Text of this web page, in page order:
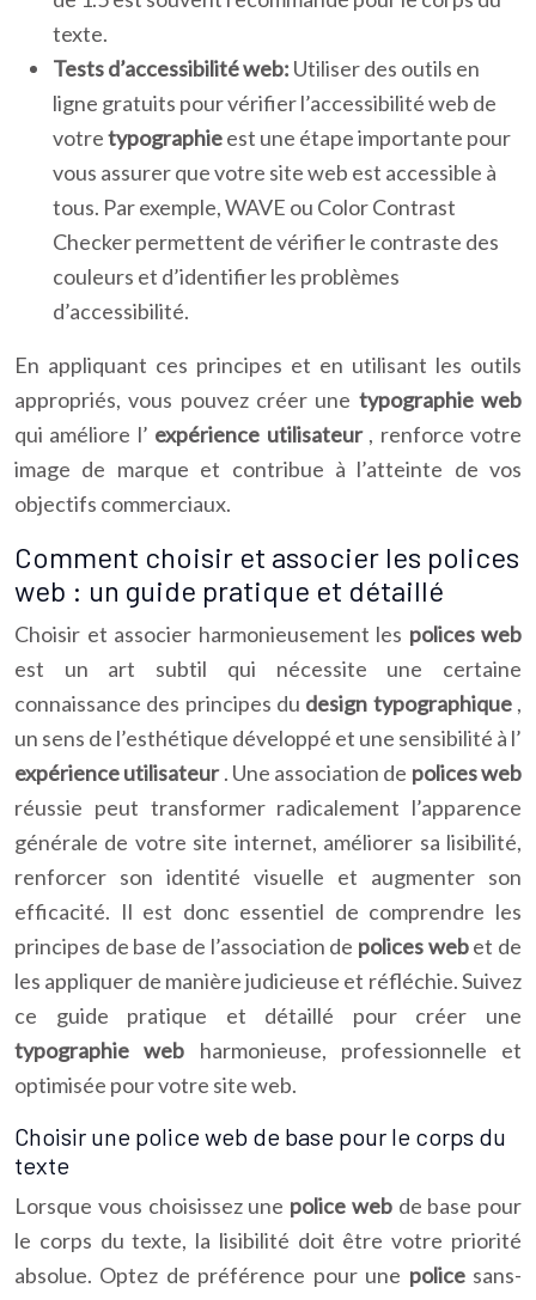
texte.
Tests d’accessibilité web: Utiliser des outils en
ligne gratuits pour vérifier l’accessibilité web de
votretypographieest une étape importante pour
vous assurer que votre site web est accessible à
tous. Par exemple, WAVE ou Color Contrast
Checker permettent de vérifier le contraste des
couleurs et d’identifier les problèmes
d’accessibilité.
En appliquant ces principes et en utilisant les outils
appropriés, vous pouvez créer une typographie web
qui améliore l’ expérience utilisateur , renforce votre
image de marque et contribue à l’atteinte de vos
objectifs commerciaux.
Comment choisir et associer les polices
web : un guide pratique et détaillé
Choisir et associer harmonieusement les polices web
est un art subtil qui nécessite une certaine
connaissance des principes du design typographique ,
un sens de l’esthétique développé et une sensibilité à l’
expérience utilisateur. Une association de polices web
réussie peut transformer radicalement l’apparence
générale de votre site internet, améliorer sa lisibilité,
renforcer son identité visuelle et augmenter son
efficacité. Il est donc essentiel de comprendre les
principes de base de l’association de polices webet de
les appliquer de manière judicieuse et réfléchie. Suivez
ce guide pratique et détaillé pour créer une
typographie web harmonieuse, professionnelle et
optimisée pour votre site web.
Choisir une police web de base pour le corps du
texte
Lorsque vous choisissez une police web de base pour
le corps du texte, la lisibilité doit être votre priorité
absolue. Optez de préférence pour une police sans-